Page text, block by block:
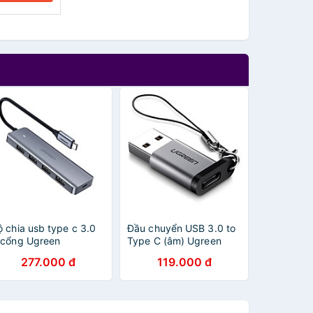
chia usb type c 3.0
Ugreen
hãng
277.000 đ
Đầu chuyển USB 3.0 to
Type C (âm) Ugreen
119.000 đ